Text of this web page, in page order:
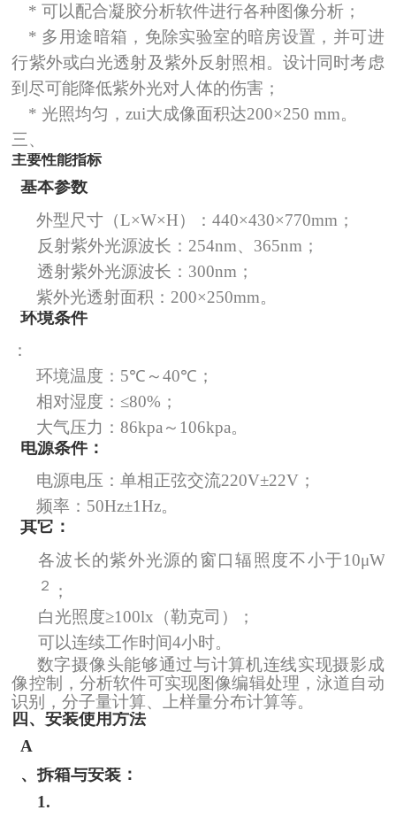
*可以配合凝胶分析软件进行各种图像分析；
* 多用途暗箱，免除实验室的暗房设置，并可进
行紫外或白光透射及紫外反射照相。设计同时考虑
到尽可能降低紫外光对人体的伤害；
*光照均匀，zui大成像面积达200×250 mm。
三、
主要性能指标
基本参数
外型尺寸（L×W×H）： 440×430×770mm ；
反射紫外光源波长： 254nm、 365nm ；
透射紫外光源波长： 300nm ；
紫外光透射面积： 200×250mm。
环境条件
：
环境温度： 5℃～40℃ ；
相对湿度：≤80% ；
大气压力：86kpa ～ 106kpa。
电源条件：
电源电压：单相正弦交流220V±22V ；
频率： 50Hz±1Hz。
其它：
各波长的紫外光源的窗口辐照度不小于10μW/
２
；
白光照度≥100lx（勒克司 ）
；
可以连续工作时间4小时。
数字摄像头能够通过与计算机连线实现摄影成
像控制，分析软件可实现图像编辑处理，泳道自动
识别，分子量计算、上样量分布计算等。
四、安装使用方法
A
、拆箱与安装：
1.